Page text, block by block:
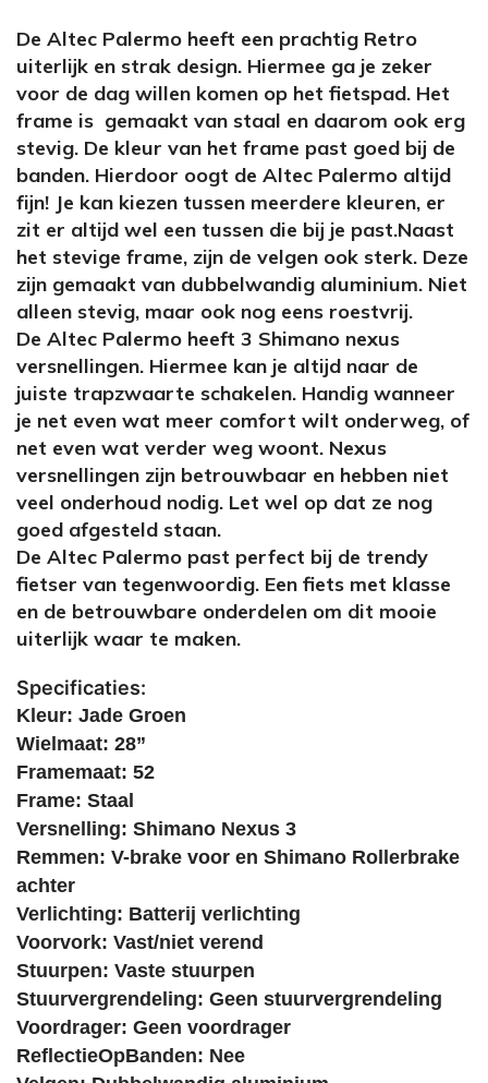
De Altec Palermo heeft een prachtig Retro
uiterlijk en strak design. Hiermee ga je zeker
voor de dag willen komen op het fietspad. Het
frame is gemaakt van staal en daarom ook erg
stevig. De kleur van het frame past goed bij de
banden. Hierdoor oogt de Altec Palermo altijd
fijn! Je kan kiezen tussen meerdere kleuren, er
zit er altijd wel een tussen die bij je past.Naast
het stevige frame, zijn de velgen ook sterk. Deze
zijn gemaakt van dubbelwandig aluminium. Niet
alleen stevig, maar ook nog eens roestvrij.
De Altec Palermo heeft 3 Shimano nexus
versnellingen. Hiermee kan je altijd naar de
juiste trapzwaarte schakelen. Handig wanneer
je net even wat meer comfort wilt onderweg, of
net even wat verder weg woont. Nexus
versnellingen zijn betrouwbaar en hebben niet
veel onderhoud nodig. Let wel op dat ze nog
goed afgesteld staan.
De Altec Palermo past perfect bij de trendy
fietser van tegenwoordig. Een fiets met klasse
en de betrouwbare onderdelen om dit mooie
uiterlijk waar te maken.
Specificaties:
Kleur: Jade Groen
Wielmaat: 28”
Framemaat: 52
Frame: Staal
Versnelling: Shimano Nexus 3
Remmen: V-brake voor en Shimano Rollerbrake
achter
Verlichting: Batterij verlichting
Voorvork: Vast/niet verend
Stuurpen: Vaste stuurpen
Stuurvergrendeling: Geen stuurvergrendeling
Voordrager: Geen voordrager
ReflectieOpBanden: Nee